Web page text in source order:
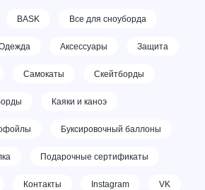
BASK Все для сноуборда
Аксессуары Защита
Самокаты Скейтборды
Каяки и каноэ
Буксировочный баллоны
Подарочные сертификаты
Контакты Instagram VK